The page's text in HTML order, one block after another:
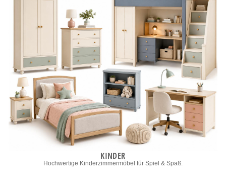
KINDER
Hochwertige Kinderzimmermöbel für Spiel & Spaß.